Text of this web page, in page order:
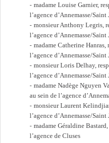
madame Louise Garnier,
l’agence d’Annemasse/
monsieur Anthony Legris,
l’agence d’Annemasse/
madame Catherine Hanras,
l’agence d’Annemasse/
monsieur Loris Delhay,
l’agence d’Annemasse/
madame Nadège Nguyen
au sein de l’agence
monsieur Laurent
l’agence d’Annemasse/
madame Géraldine
l’agence de Cluses